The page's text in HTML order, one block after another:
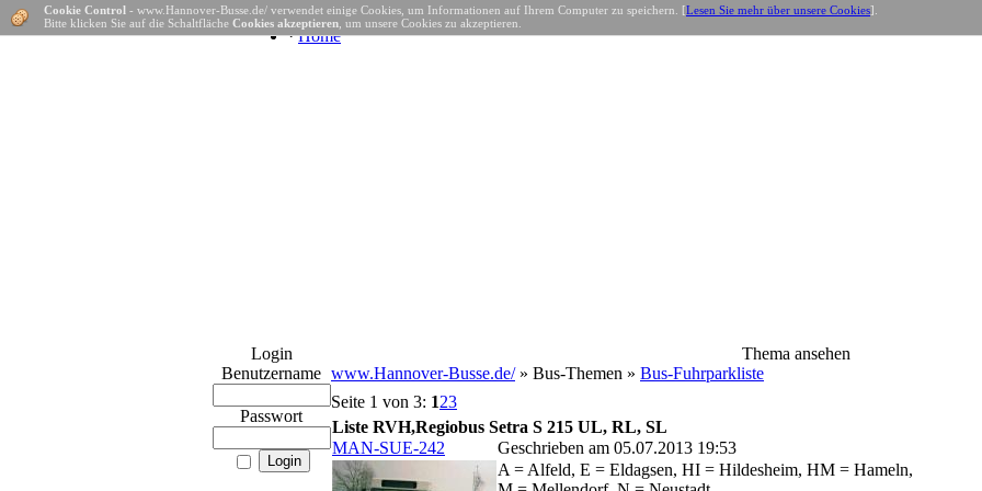
· Home
Login
Benutzername
Passwort
Cookie Control - www.Hannover-Busse.de/ verwendet einige Cookies, um Informationen auf Ihrem Computer zu speichern. [Lesen Sie mehr über unsere Cookies].
Bitte klicken Sie auf die Schaltfläche Cookies akzeptieren , um unsere Cookies zu akzeptieren.
Thema ansehen
www.Hannover-Busse.de/» Bus-Themen » Bus-Fuhrparkliste
Seite 1 von 3: 123
Liste RVH,Regiobus Setra S 215 UL, RL, SL
MAN-SUE-242
Geschrieben am 05.07.2013 19:53
A = Alfeld, E = Eldagsen, HI = Hildesheim, HM = Hameln,